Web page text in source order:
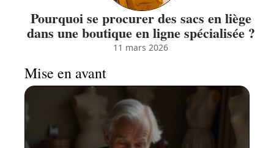
Pourquoi se procurer des sacs en liège
dans une boutique en ligne spécialisée ?
11 mars 2026
Mise en avant